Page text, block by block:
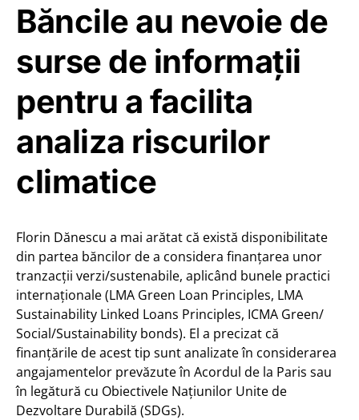
Băncile au nevoie de
surse de informații
pentru a facilita
analiza riscurilor
climatice
Florin Dănescu a mai arătat că există disponibilitate
din partea băncilor de a considera finanțarea unor
tranzacții verzi/sustenabile, aplicând bunele practici
internaționale (LMA Green Loan Principles, LMA
Sustainability Linked Loans Principles, ICMA Green/
Social/Sustainability bonds). El a precizat că
finanțările de acest tip sunt analizate în considerarea
angajamentelor prevăzute în Acordul de la Paris sau
în legătură cu Obiectivele Națiunilor Unite de
Dezvoltare Durabilă (SDGs).